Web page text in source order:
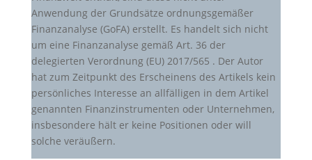
Anwendung der Grundsätze ordnungsgemäßer
Finanzanalyse (GoFA) erstellt. Es handelt sich nicht
um eine Finanzanalyse gemäß Art. 36 der
delegierten Verordnung (EU) 2017/565 . Der Autor
hat zum Zeitpunkt des Erscheinens des Artikels kein
persönliches Interesse an allfälligen in dem Artikel
genannten Finanzinstrumenten oder Unternehmen,
insbesondere hält er keine Positionen oder will
solche veräußern.